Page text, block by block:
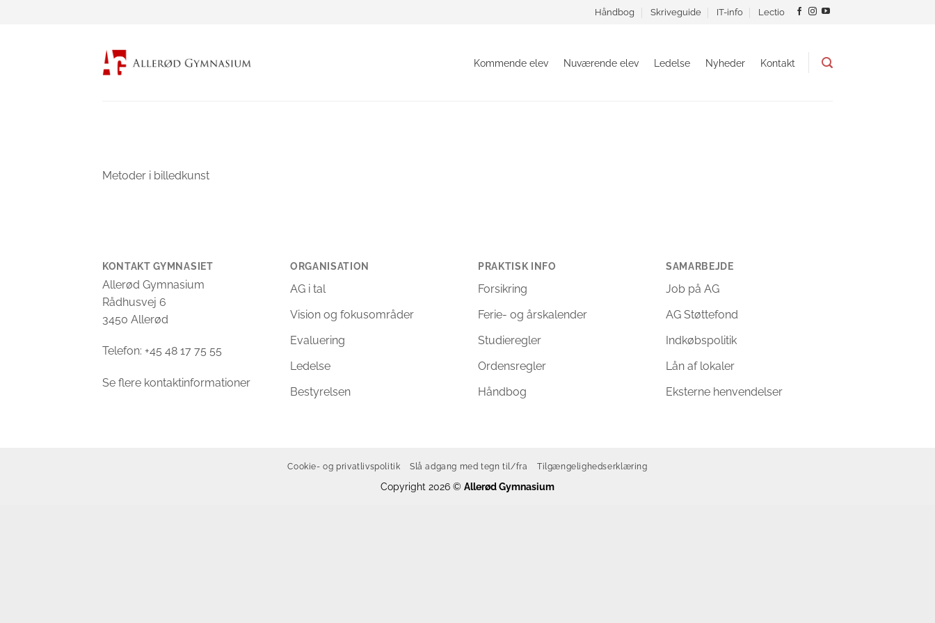
Håndbog Skriveguide IT-info Lectio
Kommende elev Nuværende elev Ledelse Nyheder Kontakt
Metoder i billedkunst
KONTAKT GYMNASIET
Allerød Gymnasium
Rådhusvej 6
3450 Allerød
Telefon: +45 48 17 75 55
Se flere kontaktinformationer
ORGANISATION
AG i tal
Vision og fokusområder
Evaluering
Ledelse
Bestyrelsen
PRAKTISK INFO
Forsikring
Ferie- og årskalender
Studieregler
Ordensregler
Håndbog
SAMARBEJDE
Job på AG
AG Støttefond
Indkøbspolitik
Lån af lokaler
Eksterne henvendelser
Cookie- og privatlivspolitik Slå adgang med tegn til/fra Tilgængelighedserklæring
Copyright 2026 © Allerød Gymnasium